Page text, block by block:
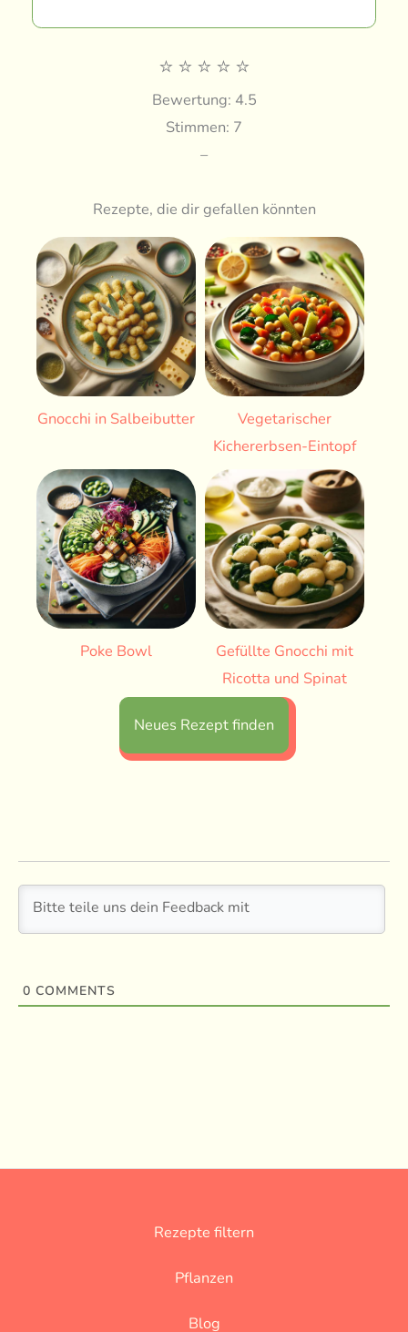
⭐ ⭐ ⭐ ⭐ ⭐
Bewertung: 4.5
Stimmen: 7
–
Rezepte, die dir gefallen könnten
Gnocchi in Salbeibutter
Vegetarischer
Kichererbsen-Eintopf
Poke Bowl
Gefüllte Gnocchi mit
Ricotta und Spinat
Neues Rezept finden
0 COMMENTS
Rezepte filtern
Pflanzen
Blog